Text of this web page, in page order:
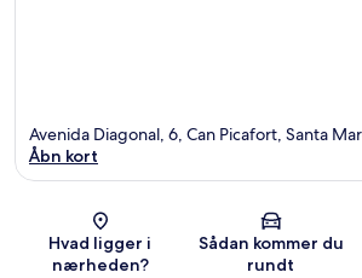
Kort
Avenida Diagonal, 6, Can Picafort, Santa
Åbn kort
Hvad ligger i
nærheden?
Sådan kommer du
rundt